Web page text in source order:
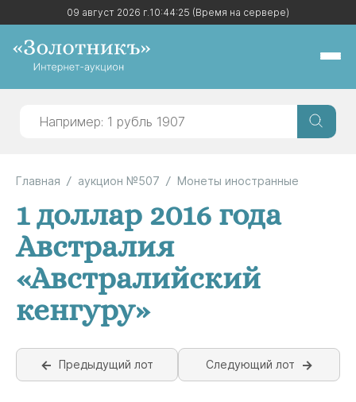
09 август 2026 г.10:44:25 (Время на сервере)
09 август 2026 г.10:44:25 (Время на сервере)
Главная аукцион №507 Монеты иностранные
1 доллар 2016 года
Австралия
«Австралийский
кенгуру»
Предыдущий лот Следующий лот